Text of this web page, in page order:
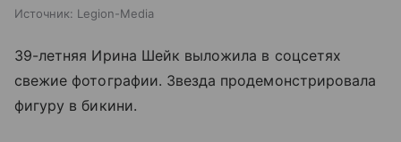
Источник: Legion-Media
39-летняя Ирина Шейк выложила в соцсетях
свежие фотографии. Звезда продемонстрировала
фигуру в бикини.